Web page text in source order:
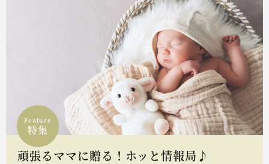
Feature
特集
頑張るママに贈る！ホッと情報局♪